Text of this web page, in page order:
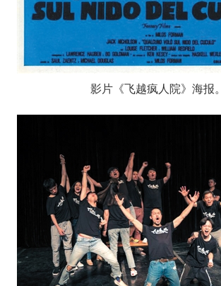
影片《飞越疯人院》海报。